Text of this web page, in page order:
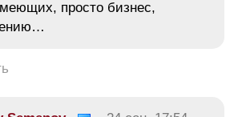
просто бизнес,